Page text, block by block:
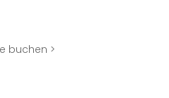
buchen >